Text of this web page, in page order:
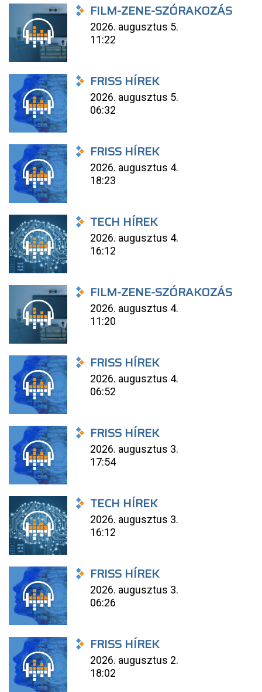
FILM-ZENE-SZÓRAKOZÁS
2026. augusztus 5.
11:22
FRISS HÍREK
2026. augusztus 5.
06:32
FRISS HÍREK
2026. augusztus 4.
18:23
TECH HÍREK
2026. augusztus 4.
16:12
FILM-ZENE-SZÓRAKOZÁS
2026. augusztus 4.
11:20
FRISS HÍREK
2026. augusztus 4.
06:52
FRISS HÍREK
2026. augusztus 3.
17:54
TECH HÍREK
2026. augusztus 3.
16:12
FRISS HÍREK
2026. augusztus 3.
06:26
FRISS HÍREK
2026. augusztus 2.
18:02